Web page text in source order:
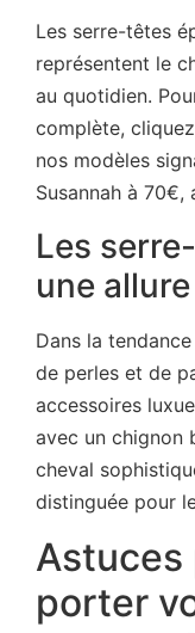
Les serre-têtes
représentent le
au quotidien.
complète,
nos modèles
Susannah à
Les
une
Dans la
de perles et de
accessoires
avec un chignon
cheval
distinguée pour
porter